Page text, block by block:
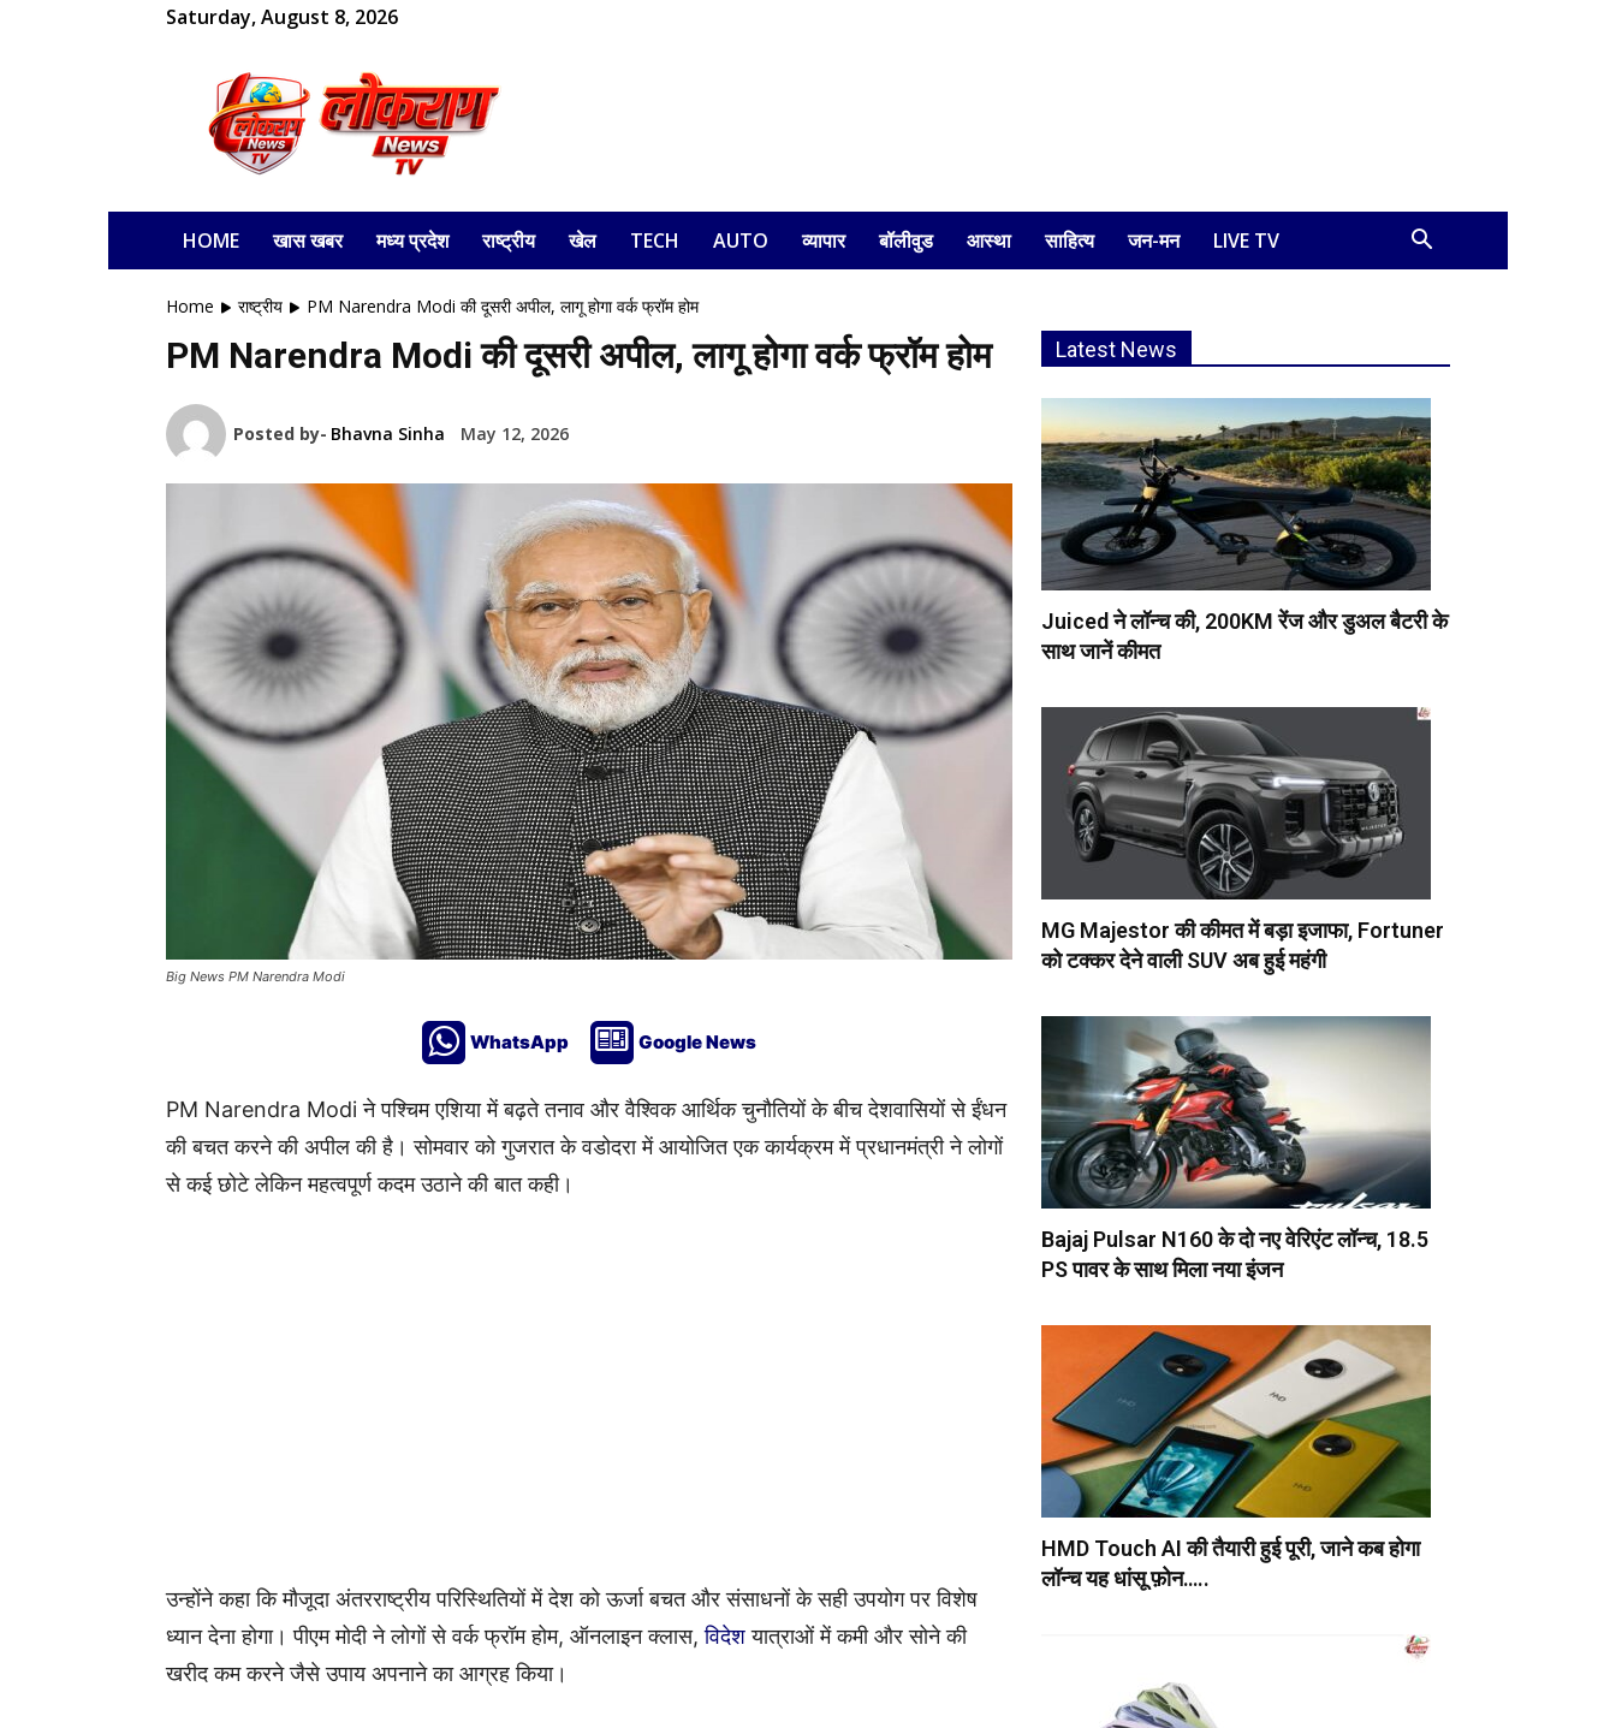
Saturday, August 8, 2026
लोकराग
HOME खास खबर मध्य प्रदेश राष्ट्रीय खेल TECH AUTO व्यापार बॉलीवुड आस्था साहित्य जन-मन LIVE TV
Home राष्ट्रीय PM Narendra Modi की दूसरी अपील, लागू होगा वर्क फ्रॉम होम
PM Narendra Modi की दूसरी अपील, लागू होगा वर्क फ्रॉम होम
Posted by- Bhavna Sinha May 12, 2026
Big News PM Narendra Modi
WhatsApp Google News
PM Narendra Modiने पश्चिम एशिया में बढ़ते तनाव और वैश्विक आर्थिक चुनौतियों के बीच देशवासियों से ईंधन
की बचत करने की अपील की है। सोमवार को गुजरात के वडोदरा में आयोजित एक कार्यक्रम में प्रधानमंत्री ने लोगों
से कई छोटे लेकिन महत्वपूर्ण कदम उठाने की बात कही।
उन्होंने कहा कि मौजूदा अंतरराष्ट्रीय परिस्थितियों में देश को ऊर्जा बचत और संसाधनों के सही उपयोग पर विशेष
ध्यान देना होगा। पीएम मोदी ने लोगों से वर्क फ्रॉम होम, ऑनलाइन क्लास,विदेशयात्राओं में कमी और सोने की
खरीद कम करने जैसे उपाय अपनाने का आग्रह किया।
Latest News
Juiced ने लॉन्च की, 200KM रेंज और डुअल बैटरी के
साथ जानें कीमत
MG Majestor की कीमत में बड़ा इजाफा, Fortuner
को टक्कर देने वाली SUV अब हुई महंगी
Bajaj Pulsar N160 के दो नए वेरिएंट लॉन्च, 18.5
PS पावर के साथ मिला नया इंजन
HMD Touch AI की तैयारी हुई पूरी, जाने कब होगा
लॉन्च यह धांसू फ़ोन…..